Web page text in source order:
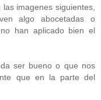
imagenes siguientes,
algo abocetadas o
han aplicado bien el
ser bueno o que nos
que en la parte del